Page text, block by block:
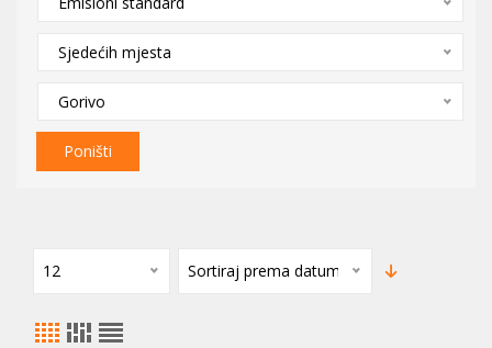
Sjedećih mjesta
Gorivo
Poništi
12 Sortiraj prema datumu